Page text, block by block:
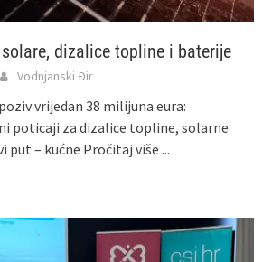
dizalice topline i baterije
Vodnjanski Đir
vrijedan 38 milijuna eura:
poticaji za dizalice topline, solarne
put – kućne Pročitaj više ...